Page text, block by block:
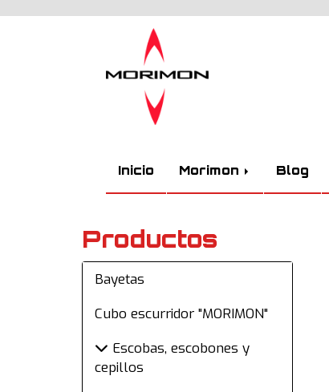
Inicio Morimon Blog
Productos
Bayetas
Cubo escurridor "MORIMON"
Escobas, escobones y
cepillos